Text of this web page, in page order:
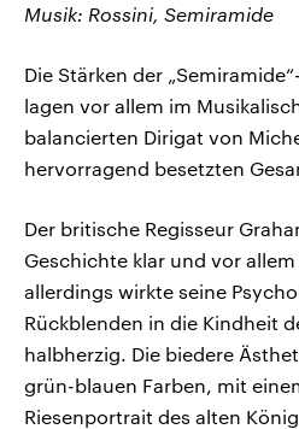
Musik: Rossini, Semiramide
Die Stärken der
lagen vor allem im
balancierten Dirigat von
hervorragend besetzten
Der britische Regisseur
Geschichte klar und vor
allerdings wirkte seine
Rückblenden in die Kindheit
halbherzig. Die biedere
grün-blauen Farben, mit
Riesenportrait des alten